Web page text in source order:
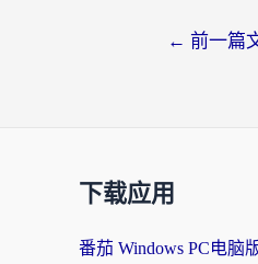
← 前一篇
下载应用
番茄 Windows PC电脑